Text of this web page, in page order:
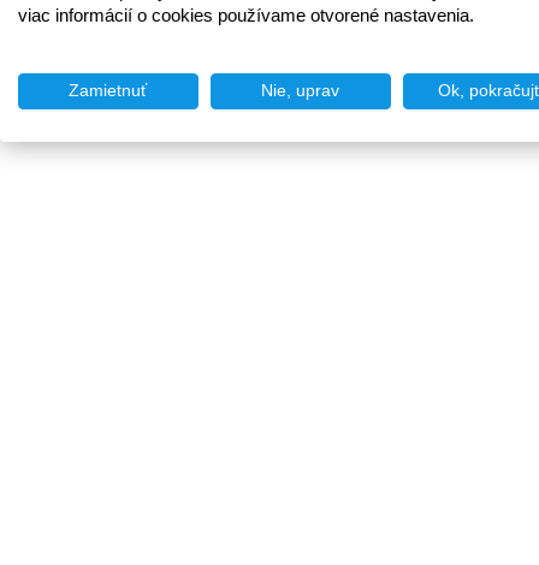
viac informácií o cookies používame otvorené nastavenia.
Zamietnuť Nie, uprav Ok,